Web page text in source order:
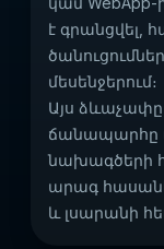
է գրանցվել,
մեսենջերում։
Այս
ճանապարհը
նախագծերի
արագ
և լսարանի